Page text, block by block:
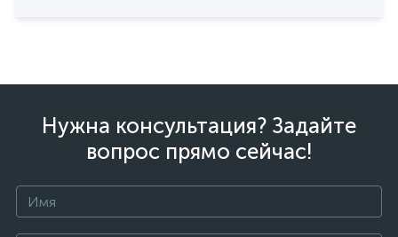
Нужна консультация? Задайте
вопрос прямо сейчас!